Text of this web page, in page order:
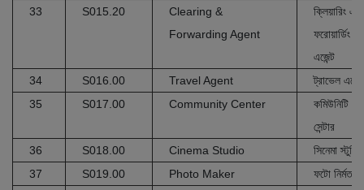
33
S015.20
Clearing &
Forwarding Agent
ক্লিয়ারিং এবং
ফরোয়ার্ডিং
এজেন্ট
34
S016.00 Travel Agent
ট্রাভেল এজেন্ট
35
S017.00 Community Center
কমিউনিটি
সেন্টার
36
S018.00 Cinema Studio
সিনেমা স্টুডিও
37
S019.00 Photo Maker
ফটো নির্মতা